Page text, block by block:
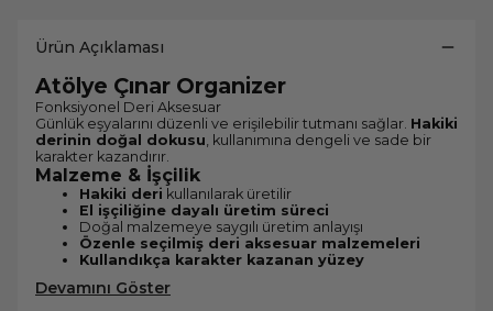
Ürün Açıklaması
Atölye Çınar Organizer
Fonksiyonel Deri Aksesuar
Günlük eşyalarını düzenli ve erişilebilir tutmanı sağlar. Hakiki
derinin doğal dokusu, kullanımına dengeli ve sade bir
karakter kazandırır.
Malzeme & İşçilik
Hakiki deri kullanılarak üretilir
El işçiliğine dayalı üretim süreci
Doğal malzemeye saygılı üretim anlayışı
Özenle seçilmiş deri aksesuar malzemeleri
Kullandıkça karakter kazanan yüzey
Devamını Göster